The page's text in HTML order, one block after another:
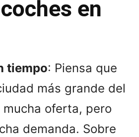
en
tiempo: Piensa que
más grande del
mucha oferta, pero
demanda. Sobre